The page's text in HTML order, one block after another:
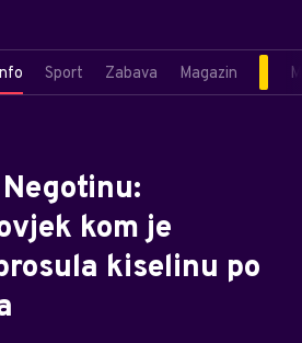
Sport Zabava Magazin
kom je
kiselinu po